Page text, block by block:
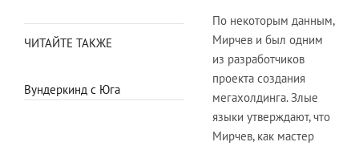
ЧИТАЙТЕ ТАКЖЕ
Вундеркинд с Юга
По некоторым данным,
Мирчев и был одним
из разработчиков
проекта создания
мегахолдинга. Злые
языки утверждают, что
Мирчев, как мастер